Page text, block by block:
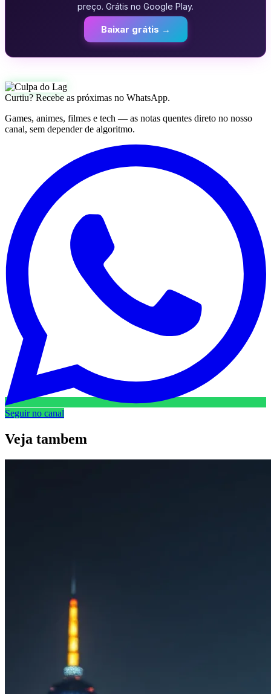
preço. Grátis no Google Play.
Baixar grátis →
Curtiu? Recebe as próximas no WhatsApp.
Games, animes, filmes e tech — as notas quentes direto no nosso
canal, sem depender de algoritmo.
Seguir no canal
Veja tambem